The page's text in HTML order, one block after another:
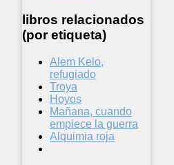
libros relacionados
(por etiqueta)
Alem Kelo,
refugiado
Troya
Hoyos
Mañana, cuando
empiece la guerra
Alquimia roja